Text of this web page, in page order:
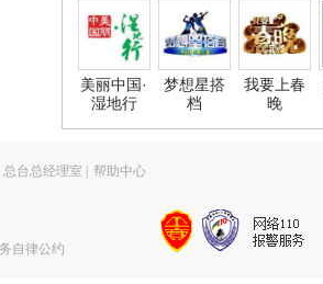
美丽中国·
湿地行
梦想星搭
档
我要上春
晚
总台总经理室 帮助中心
自律公约